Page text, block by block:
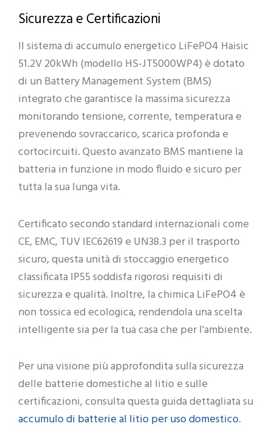
Sicurezza e Certificazioni
Il sistema di accumulo energetico LiFePO4 Haisic
51.2V 20kWh (modello HS-JT5000WP4) è dotato
di un Battery Management System (BMS)
integrato che garantisce la massima sicurezza
monitorando tensione, corrente, temperatura e
prevenendo sovraccarico, scarica profonda e
cortocircuiti. Questo avanzato BMS mantiene la
batteria in funzione in modo fluido e sicuro per
tutta la sua lunga vita.
Certificato secondo standard internazionali come
CE, EMC, TUV IEC62619 e UN38.3 per il trasporto
sicuro, questa unità di stoccaggio energetico
classificata IP55 soddisfa rigorosi requisiti di
sicurezza e qualità. Inoltre, la chimica LiFePO4 è
non tossica ed ecologica, rendendola una scelta
intelligente sia per la tua casa che per l'ambiente.
Per una visione più approfondita sulla sicurezza
delle batterie domestiche al litio e sulle
certificazioni, consulta questa guida dettagliata su
accumulo di batterie al litio per uso domestico.